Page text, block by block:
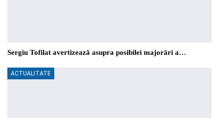
Sergiu Tofilat avertizează asupra posibilei majorări a…
ACTUALITATE